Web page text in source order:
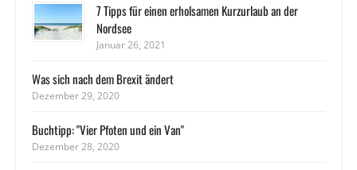
7 Tipps für einen erholsamen Kurzurlaub an der
Nordsee
Januar 26, 2021
Was sich nach dem Brexit ändert
Dezember 29, 2020
Buchtipp: "Vier Pfoten und ein Van"
Dezember 28, 2020